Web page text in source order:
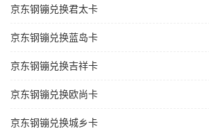
京东钢镚兑换君太卡
京东钢镚兑换蓝岛卡
京东钢镚兑换吉祥卡
京东钢镚兑换欧尚卡
京东钢镚兑换城乡卡